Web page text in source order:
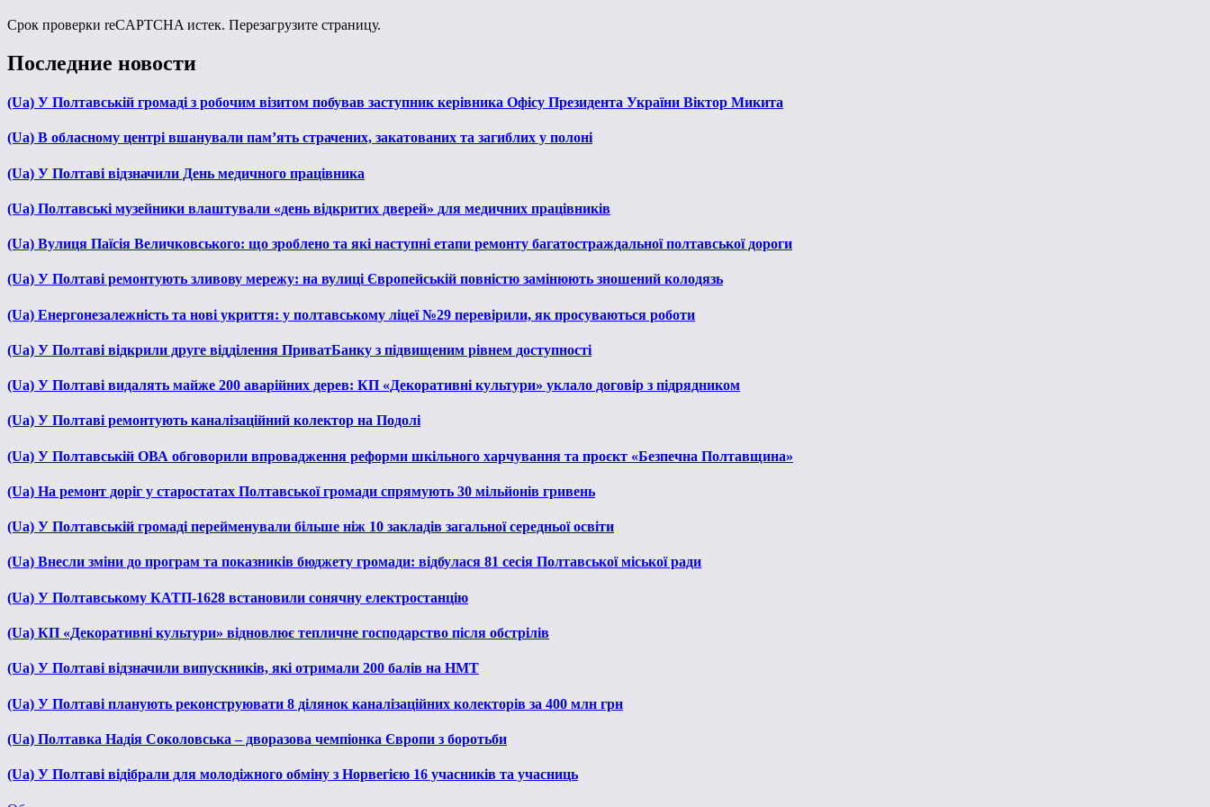
Срок проверки reCAPTCHA истек. Перезагрузите страницу.
Последние новости
(Ua) У Полтавській громаді з робочим візитом побував заступник керівника Офісу Президента України Віктор Микита
(Ua) В обласному центрі вшанували пам’ять страчених, закатованих та загиблих у полоні
(Ua) У Полтаві відзначили День медичного працівника
(Ua) Полтавські музейники влаштували «день відкритих дверей» для медичних працівників
(Ua) Вулиця Паїсія Величковського: що зроблено та які наступні етапи ремонту багатостраждальної полтавської дороги
(Ua) У Полтаві ремонтують зливову мережу: на вулиці Європейській повністю замінюють зношений колодязь
(Ua) Енергонезалежність та нові укриття: у полтавському ліцеї №29 перевірили, як просуваються роботи
(Ua) У Полтаві відкрили друге відділення ПриватБанку з підвищеним рівнем доступності
(Ua) У Полтаві видалять майже 200 аварійних дерев: КП «Декоративні культури» уклало договір з підрядником
(Ua) У Полтаві ремонтують каналізаційний колектор на Подолі
(Ua) У Полтавській ОВА обговорили впровадження реформи шкільного харчування та проєкт «Безпечна Полтавщина»
(Ua) На ремонт доріг у старостатах Полтавської громади спрямують 30 мільйонів гривень
(Ua) У Полтавській громаді перейменували більше ніж 10 закладів загальної середньої освіти
(Ua) Внесли зміни до програм та показників бюджету громади: відбулася 81 сесія Полтавської міської ради
(Ua) У Полтавському КАТП-1628 встановили сонячну електростанцію
(Ua) КП «Декоративні культури» відновлює тепличне господарство після обстрілів
(Ua) У Полтаві відзначили випускників, які отримали 200 балів на НМТ
(Ua) У Полтаві планують реконструювати 8 ділянок каналізаційних колекторів за 400 млн грн
(Ua) Полтавка Надія Соколовська – дворазова чемпіонка Європи з боротьби
(Ua) У Полтаві відібрали для молодіжного обміну з Норвегією 16 учасників та учасниць